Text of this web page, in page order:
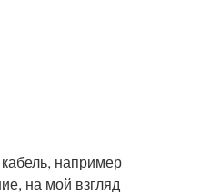
например
на мой взгляд